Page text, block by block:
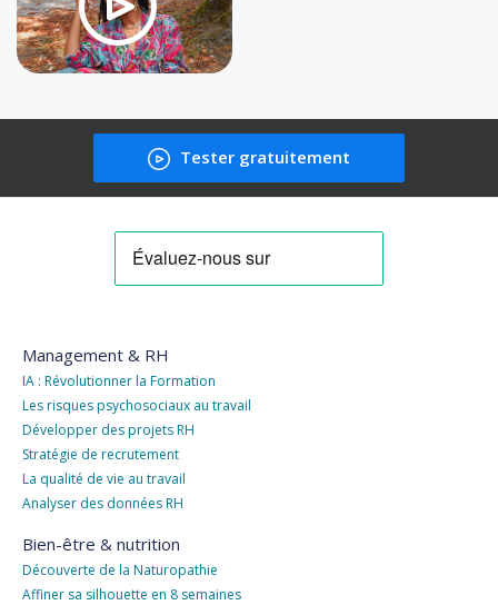
Tester gratuitement
Management & RH
IA : Révolutionner la Formation
Les risques psychosociaux au travail
Développer des projets RH
Stratégie de recrutement
La qualité de vie au travail
Analyser des données RH
Bien-être & nutrition
Découverte de la Naturopathie
Affiner sa silhouette en 8 semaines